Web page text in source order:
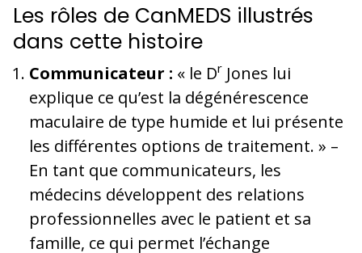
Les rôles de CanMEDS illustrés
dans cette histoire
Communicateur : « le Dr Jones lui
explique ce qu’est la dégénérescence
maculaire de type humide et lui présente
les différentes options de traitement. » –
En tant que communicateurs, les
médecins développent des relations
professionnelles avec le patient et sa
famille, ce qui permet l’échange